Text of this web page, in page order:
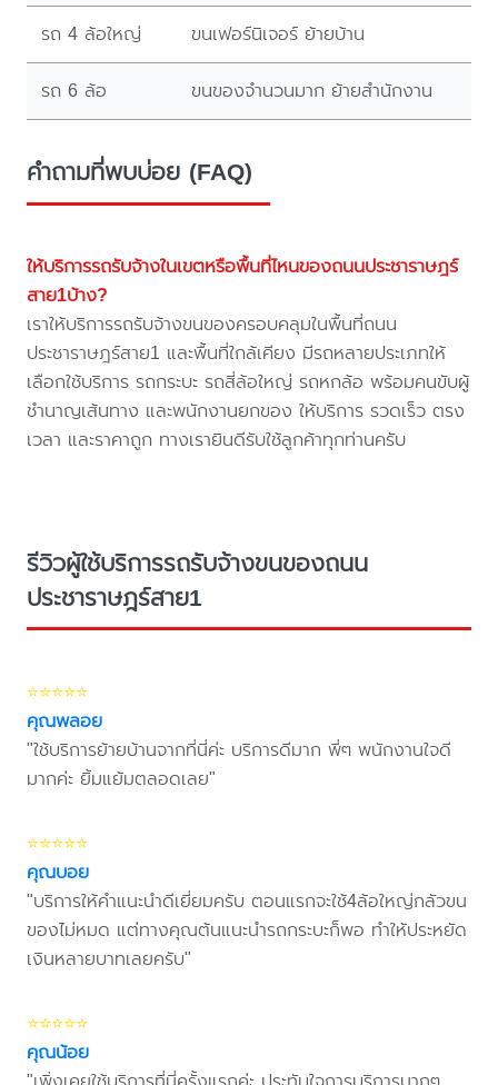
รถ 4 ล้อใหญ่ ขนเฟอร์นิเจอร์ ย้ายบ้าน
รถ 6 ล้อ ขนของจำนวนมาก ย้ายสำนักงาน
คำถามที่พบบ่อย (FAQ)
ให้บริการรถรับจ้างในเขตหรือพื้นที่ไหนของถนนประชาราษฎร์
สาย1บ้าง?
เราให้บริการรถรับจ้างขนของครอบคลุมในพื้นที่ถนน
ประชาราษฎร์สาย1 และพื้นที่ใกล้เคียง มีรถหลายประเภทให้
เลือกใช้บริการ รถกระบะ รถสี่ล้อใหญ่ รถหกล้อ พร้อมคนขับผู้
ชำนาญเส้นทาง และพนักงานยกของ ให้บริการ รวดเร็ว ตรง
เวลา และราคาถูก ทางเรายินดีรับใช้ลูกค้าทุกท่านครับ
รีวิวผู้ใช้บริการรถรับจ้างขนของถนน
ประชาราษฎร์สาย1
⭐⭐⭐⭐⭐
คุณพลอย
"ใช้บริการย้ายบ้านจากที่นี่ค่ะ บริการดีมาก พี่ๆ พนักงานใจดี
มากค่ะ ยิ้มแย้มตลอดเลย"
⭐⭐⭐⭐⭐
คุณบอย
"บริการให้คำแนะนำดีเยี่ยมครับ ตอนแรกจะใช้4ล้อใหญ่กลัวขน
ของไม่หมด แต่ทางคุณต้นแนะนำรถกระบะก็พอ ทำให้ประหยัด
เงินหลายบาทเลยครับ"
⭐⭐⭐⭐⭐
คุณน้อย